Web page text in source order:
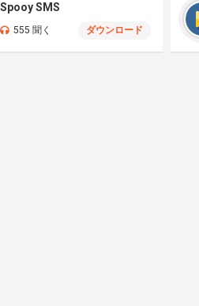
Spooy SMS
555 聞く ダウンロード